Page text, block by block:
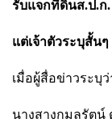
รับแจกที่ดินส.ป.ก.
แต่เจ้าตัวระบุสั้น
เมื่อผู้สื่อข่าวระบุ
นางสางกมลรัตน์